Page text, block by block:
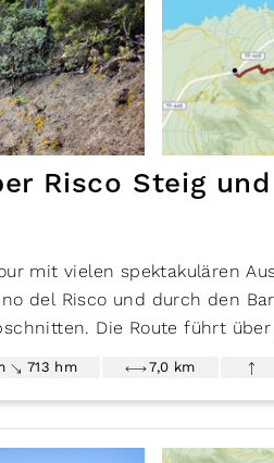
Risco Steig
mit vielen spektakulären
del Risco und durch den
Die Route führt
die schwer auszumachen
713 hm 7,0 km